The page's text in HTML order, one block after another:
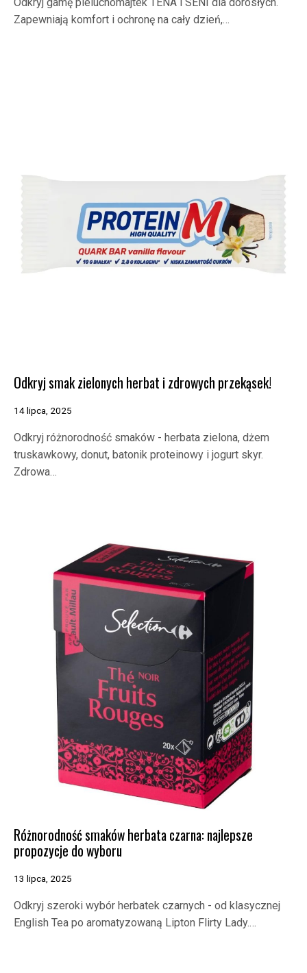
Odkryj gamę pieluchomajtek TENA i SENI dla dorosłych.
Zapewniają komfort i ochronę na cały dzień,…
Odkryj smak zielonych herbat i zdrowych przekąsek!
14 lipca, 2025
Odkryj różnorodność smaków - herbata zielona, dżem
truskawkowy, donut, batonik proteinowy i jogurt skyr.
Zdrowa…
Różnorodność smaków herbata czarna: najlepsze
propozycje do wyboru
13 lipca, 2025
Odkryj szeroki wybór herbatek czarnych - od klasycznej
English Tea po aromatyzowaną Lipton Flirty Lady.…